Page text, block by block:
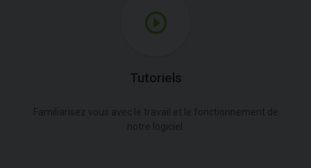
Tutoriels